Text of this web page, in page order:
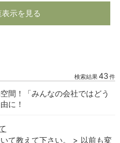
示を見る
検索結果 43 件
間！「みんなの会社ではどう
に！
て教えて下さい。 > 以前も変